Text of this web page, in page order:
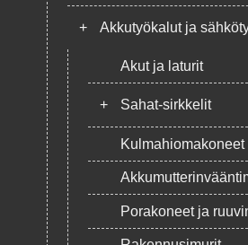
+ Akkutyökalut ja
Akut ja laturit
+ Sahat-sirkkelit
Kulmahiomakoneet
Porakoneet ja